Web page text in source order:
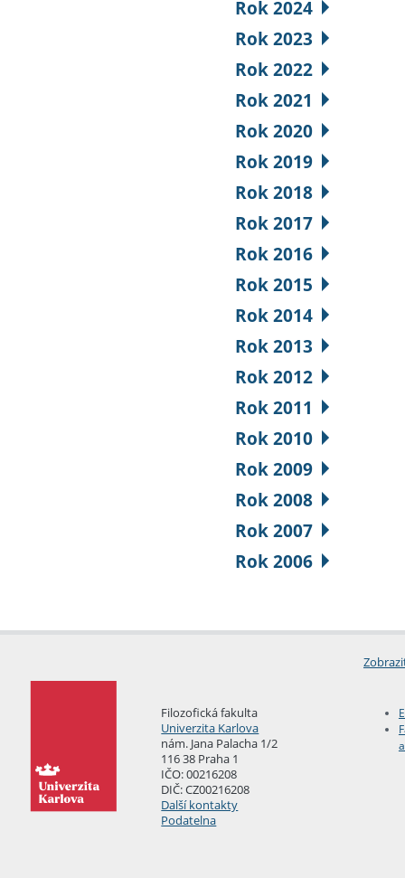
Rok 2024
Rok 2023
Rok 2022
Rok 2021
Rok 2020
Rok 2019
Rok 2018
Rok 2017
Rok 2016
Rok 2015
Rok 2014
Rok 2013
Rok 2012
Rok 2011
Rok 2010
Rok 2009
Rok 2008
Rok 2007
Rok 2006
Filozofická fakulta
Univerzita Karlova
nám. Jana Palacha 1/2
116 38 Praha 1
IČO: 00216208
DIČ: CZ00216208
Další kontakty
Podatelna